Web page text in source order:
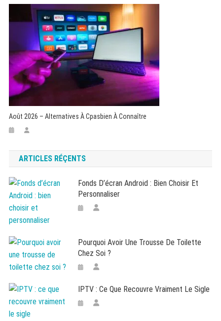
Août 2026 – Alternatives À Cpasbien À Connaître
ARTICLES RÉÇENTS
Fonds D’écran Android : Bien Choisir Et
Personnaliser
Pourquoi Avoir Une Trousse De Toilette
Chez Soi ?
IPTV : Ce Que Recouvre Vraiment Le Sigle